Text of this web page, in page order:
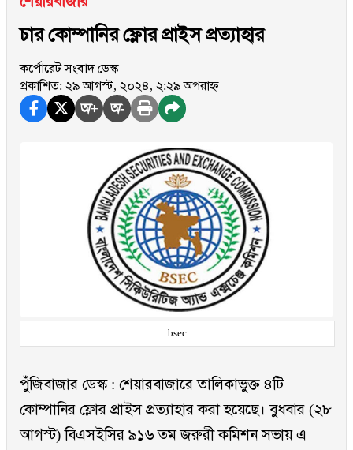
চার কোম্পানির ফ্লোর প্রাইস প্রত্যাহার
কর্পোরেট সংবাদ ডেস্ক
প্রকাশিত: ২৯ আগস্ট, ২০২৪, ২:২৯ অপরাহ্ন
অ+ অ-
bsec
পুঁজিবাজার ডেস্ক : শেয়ারবাজারে তালিকাভুক্ত ৪টি
কোম্পানির ফ্লোর প্রাইস প্রত্যাহার করা হয়েছে। বুধবার (২৮
আগস্ট) বিএসইসির ৯১৬ তম জরুরী কমিশন সভায় এ